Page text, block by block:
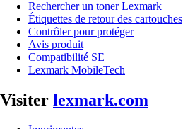
Rechercher un toner Lexmark
Étiquettes de retour des cartouches
Contrôler pour protéger
Avis produit
Compatibilité SE
Lexmark MobileTech
Visiter lexmark.com